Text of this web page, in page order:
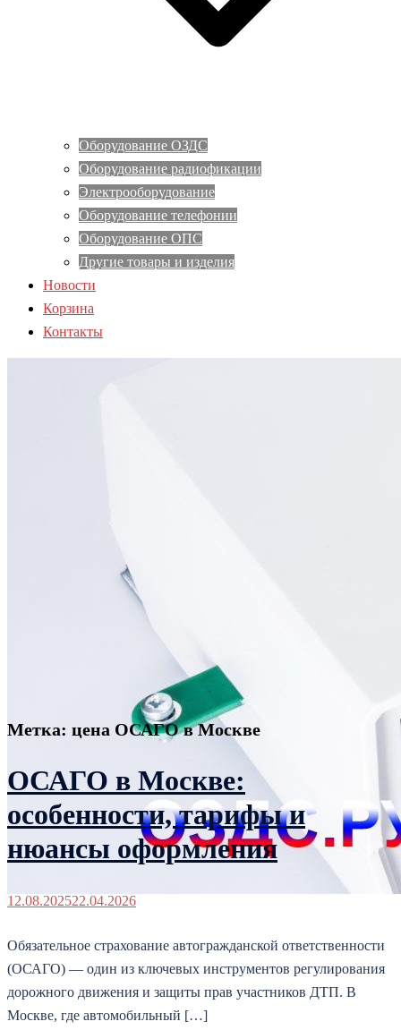
Оборудование ОЗДС
Оборудование радиофикации
Электрооборудование
Оборудование телефонии
Оборудование ОПС
Другие товары и изделия
Новости
Корзина
Контакты
Метка: цена ОСАГО в Москве
ОСАГО в Москве:
особенности, тарифы и
нюансы оформления
12.08.202522.04.2026
Обязательное страхование автогражданской ответственности
(ОСАГО) — один из ключевых инструментов регулирования
дорожного движения и защиты прав участников ДТП. В
Москве, где автомобильный […]